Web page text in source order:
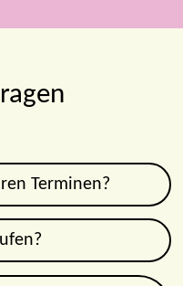
Terminen?